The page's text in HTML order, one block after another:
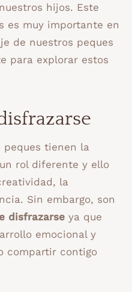
hijos. Este
es muy importante en
de nuestros peques
para explorar estos
peques tienen la
rol diferente y ello
la
Sin embargo, son
disfrazarse ya que
emocional y
compartir contigo